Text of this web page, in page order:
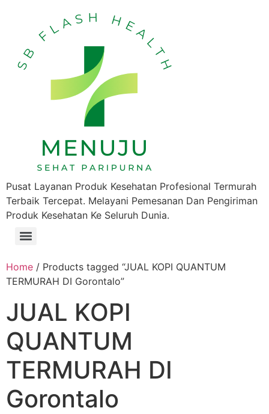
Pusat Layanan Produk Kesehatan Profesional Termurah
Terbaik Tercepat. Melayani Pemesanan Dan Pengiriman
Produk Kesehatan Ke Seluruh Dunia.
Home / Products tagged “JUAL KOPI QUANTUM
TERMURAH DI Gorontalo”
JUAL KOPI
QUANTUM
TERMURAH DI
Gorontalo